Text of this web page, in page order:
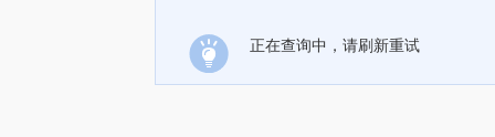
正在查询中，请刷新重试